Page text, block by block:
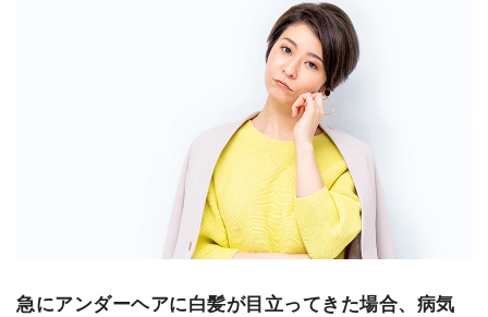
急にアンダーヘアに白髪が目立ってきた場合、病気